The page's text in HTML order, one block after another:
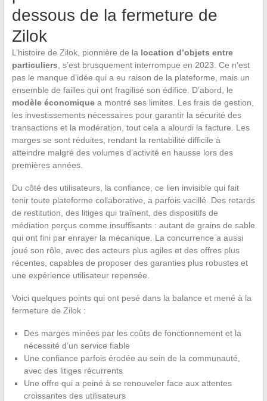
dessous de la fermeture de
Zilok
L’histoire de Zilok, pionnière de la location d’objets entre
particuliers , s’est brusquement interrompue en 2023. Ce n’est
pas le manque d’idée qui a eu raison de la plateforme, mais un
ensemble de failles qui ont fragilisé son édifice. D’abord, le
modèle économiquea montré ses limites. Les frais de gestion,
les investissements nécessaires pour garantir la sécurité des
transactions et la modération, tout cela a alourdi la facture. Les
marges se sont réduites, rendant la rentabilité difficile à
atteindre malgré des volumes d’activité en hausse lors des
premières années.
Du côté des utilisateurs, la confiance, ce lien invisible qui fait
tenir toute plateforme collaborative, a parfois vacillé. Des retards
de restitution, des litiges qui traînent, des dispositifs de
médiation perçus comme insuffisants : autant de grains de sable
qui ont fini par enrayer la mécanique. La concurrence a aussi
joué son rôle, avec des acteurs plus agiles et des offres plus
récentes, capables de proposer des garanties plus robustes et
une expérience utilisateur repensée.
Voici quelques points qui ont pesé dans la balance et mené à la
fermeture de Zilok :
Des marges minées par les coûts de fonctionnement et la
nécessité d’un service fiable
Une confiance parfois érodée au sein de la communauté,
avec des litiges récurrents
Une offre qui a peiné à se renouveler face aux attentes
croissantes des utilisateurs